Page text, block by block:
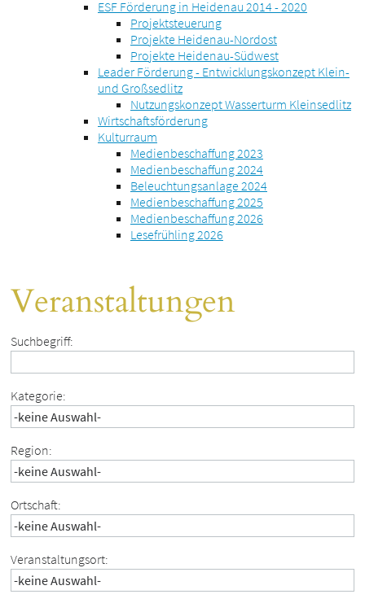
ESF Förderung in Heidenau 2014 - 2020
Projektsteuerung
Projekte Heidenau-Nordost
Projekte Heidenau-Südwest
Leader Förderung - Entwicklungskonzept Klein-
und Großsedlitz
Nutzungskonzept Wasserturm Kleinsedlitz
Wirtschaftsförderung
Kulturraum
Medienbeschaffung 2023
Medienbeschaffung 2024
Beleuchtungsanlage 2024
Medienbeschaffung 2025
Medienbeschaffung 2026
Lesefrühling 2026
Veranstaltungen
Suchbegriff:
Kategorie:
Region:
Ortschaft:
Veranstaltungsort: